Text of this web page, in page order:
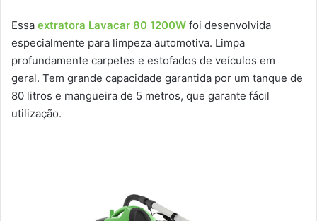
Essa extratora Lavacar 80 1200W foi desenvolvida
especialmente para limpeza automotiva. Limpa
profundamente carpetes e estofados de veículos em
geral. Tem grande capacidade garantida por um tanque de
80 litros e mangueira de 5 metros, que garante fácil
utilização.